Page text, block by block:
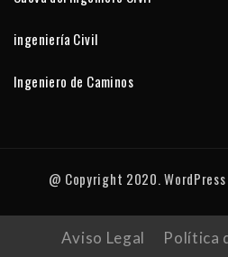
ingeniería Civil
Ingeniero de Caminos
@ Copyright 2020. WordPress
Aviso Legal
Política